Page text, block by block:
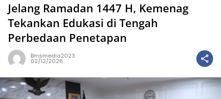
Jelang Ramadan 1447 H, Kemenag
Tekankan Edukasi di Tengah
Perbedaan Penetapan
Bmsmedia2023
02/12/2026